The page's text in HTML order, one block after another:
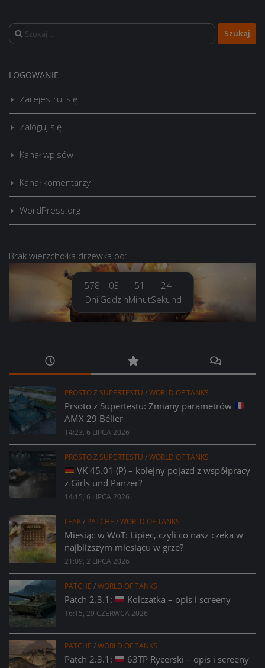
Szukaj:
LOGOWANIE
Zarejestruj się
Zaloguj się
Kanał wpisów
Kanał komentarzy
WordPress.org
Brak wierzchołka drzewka od:
578
Dni
03
Godzin
51
Minut
24
Sekund
PROSTO Z SUPERTESTU /WORLD OF TANKS
Prsoto z Supertestu: Zmiany parametrów
AMX 29 Bélier
14:23, 6 LIPCA 2026
PROSTO Z SUPERTESTU /WORLD OF TANKS
VK 45.01 (P) – kolejny pojazd z współpracy
z Girls und Panzer?
14:15, 6 LIPCA 2026
LEAK/ PATCHE /WORLD OF TANKS
Miesiąc w WoT: Lipiec, czyli co nasz czeka w
najbliższym miesiącu w grze?
21:09, 2 LIPCA 2026
PATCHE /WORLD OF TANKS
Patch 2.3.1: Kolczatka – opis i screeny
16:15, 29 CZERWCA 2026
PATCHE /WORLD OF TANKS
Patch 2.3.1: 63TP Rycerski – opis i screeny